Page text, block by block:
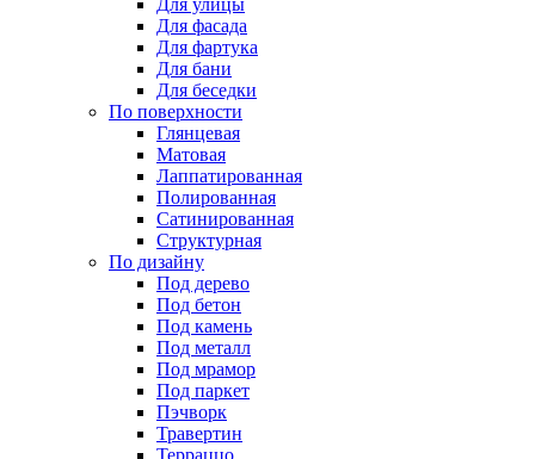
Для улицы
Для фасада
Для фартука
Для бани
Для беседки
По поверхности
Глянцевая
Матовая
Лаппатированная
Полированная
Сатинированная
Структурная
По дизайну
Под дерево
Под бетон
Под камень
Под металл
Под мрамор
Под паркет
Пэчворк
Травертин
Терраццо